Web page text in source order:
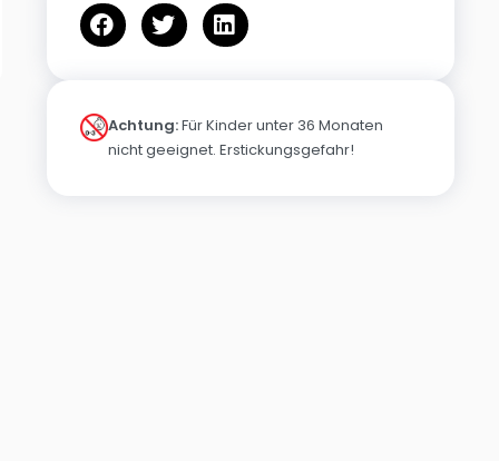
Achtung:Für Kinder unter 36 Monaten
nicht geeignet. Erstickungsgefahr!